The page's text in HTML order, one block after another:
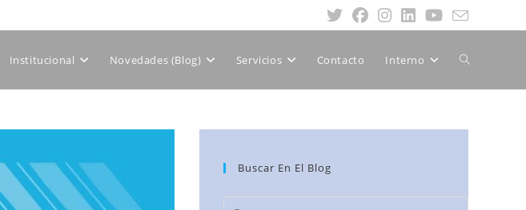
Institucional Novedades (Blog) Servicios Contacto Interno
Buscar En El Blog